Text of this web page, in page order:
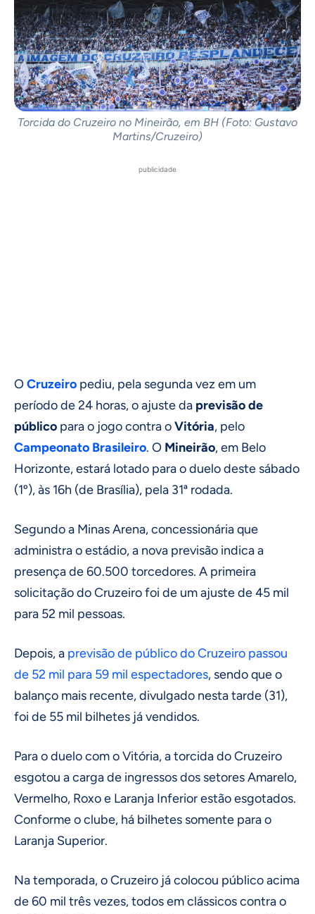
Torcida do Cruzeiro no Mineirão, em BH (Foto: Gustavo
Martins/Cruzeiro)
publicidade
OCruzeiro pediu, pela segunda vez em um
período de 24 horas, o ajuste da previsão de
público para o jogo contra oVitória, pelo
Campeonato Brasileiro. O Mineirão, em Belo
Horizonte, estará lotado para o duelo deste sábado
(1º), às 16h (de Brasília), pela 31ª rodada.
Segundo a Minas Arena, concessionária que
administra o estádio, a nova previsão indica a
presença de 60.500 torcedores. A primeira
solicitação do Cruzeiro foi de um ajuste de 45 mil
para 52 mil pessoas.
Depois, a previsão de público do Cruzeiro passou
de 52 mil para 59 mil espectadores, sendo que o
balanço mais recente, divulgado nesta tarde (31),
foi de 55 mil bilhetes já vendidos.
Para o duelo com o Vitória, a torcida do Cruzeiro
esgotou a carga de ingressos dos setores Amarelo,
Vermelho, Roxo e Laranja Inferior estão esgotados.
Conforme o clube, há bilhetes somente para o
Laranja Superior.
Na temporada, o Cruzeiro já colocou público acima
de 60 mil três vezes, todos em clássicos contra o